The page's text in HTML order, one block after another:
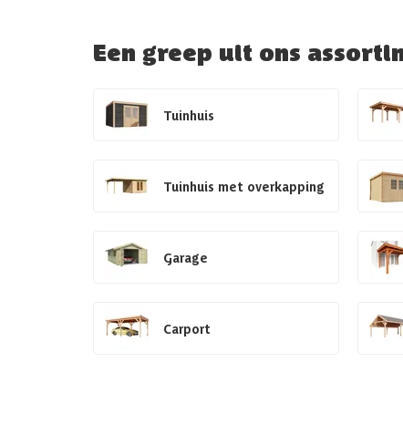
Een greep uit ons
Tuinhuis
Tuinhuis met overkapping
Garage
Carport